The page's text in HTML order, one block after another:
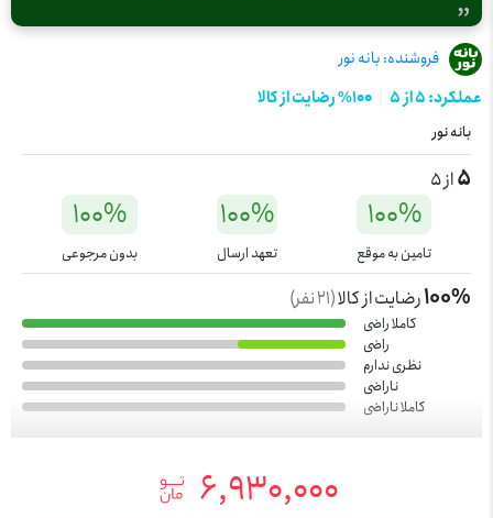
فروشنده:بانه نور
عملکرد: 5 از 5
100% رضایت از کالا
بانه نور
5از 5
100%
تامین به موقع
100%
تعهد ارسال
100%
بدون مرجوعی
100%رضایت از کالا(
21نفر)
کاملا راضی
راضی
نظری ندارم
ناراضی
کاملا ناراضی
6,930,000